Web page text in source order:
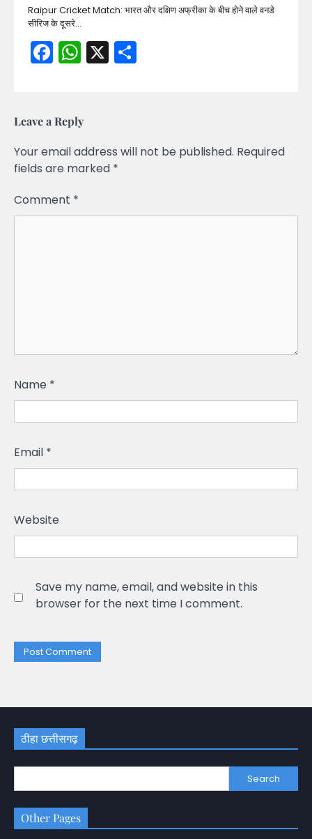
Raipur Cricket Match: भारत और दक्षिण अफ्रीका के बीच होने वाले वनडे
सीरिज के दूसरे…
Facebook
WhatsApp
X
Leave a Reply
Your email address will not be published. Required
fields are marked *
Comment *
Name *
Email *
Website
Save my name, email, and website in this
browser for the next time I comment.
ठीहा छत्तीसगढ़
Search
Other Pages